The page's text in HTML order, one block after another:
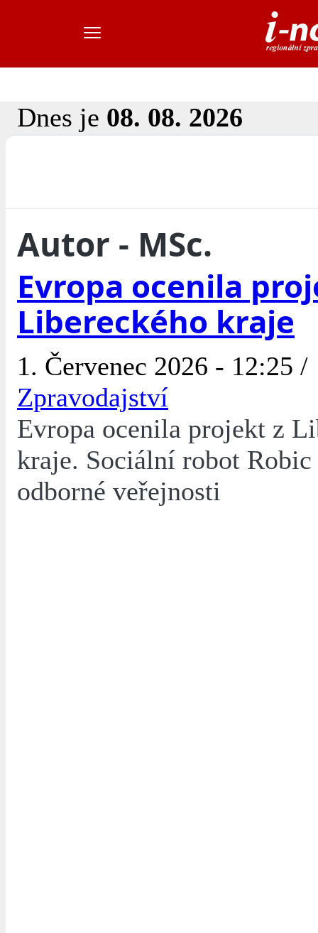
Dnes je 08. 08. 2026
Autor - MSc.
Evropa ocenila
Libereckého kraje
1. Červenec 2026 - 12:25 /
Zpravodajství
Evropa ocenila projekt z
kraje. Sociální robot Robic
odborné veřejnosti